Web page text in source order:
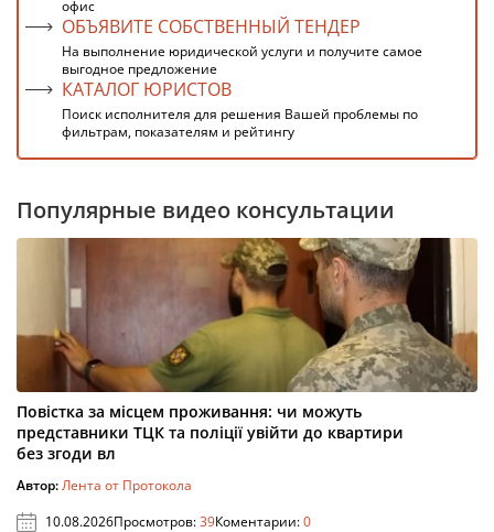
офис
ОБЪЯВИТЕ СОБСТВЕННЫЙ ТЕНДЕР
На выполнение юридической услуги и получите самое
выгодное предложение
КАТАЛОГ ЮРИСТОВ
Поиск исполнителя для решения Вашей проблемы по
фильтрам, показателям и рейтингу
Популярные видео консультации
Повістка за місцем проживання: чи можуть
представники ТЦК та поліції увійти до квартири
без згоди вл
Автор:Лента от Протокола
10.08.2026Просмотров:39Коментарии:0